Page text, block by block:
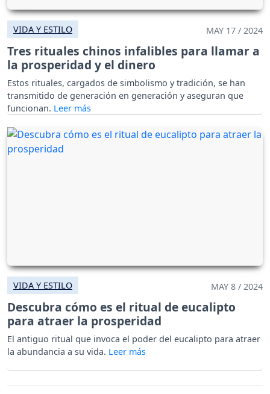
VIDA Y ESTILO MAY 17 / 2024
Tres rituales chinos infalibles para llamar a
la prosperidad y el dinero
Estos rituales, cargados de simbolismo y tradición, se han
transmitido de generación en generación y aseguran que
funcionan.
VIDA Y ESTILO MAY 8 / 2024
Descubra cómo es el ritual de eucalipto
para atraer la prosperidad
El antiguo ritual que invoca el poder del eucalipto para atraer
la abundancia a su vida.